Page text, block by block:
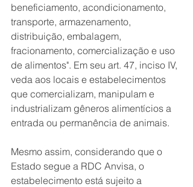
beneficiamento, acondicionamento,
transporte, armazenamento,
distribuição, embalagem,
fracionamento, comercialização e uso
de alimentos". Em seu art. 47, inciso IV,
veda aos locais e estabelecimentos
que comercializam, manipulam e
industrializam gêneros alimentícios a
entrada ou permanência de animais.
Mesmo assim, considerando que o
Estado segue a RDC Anvisa, o
estabelecimento está sujeito a